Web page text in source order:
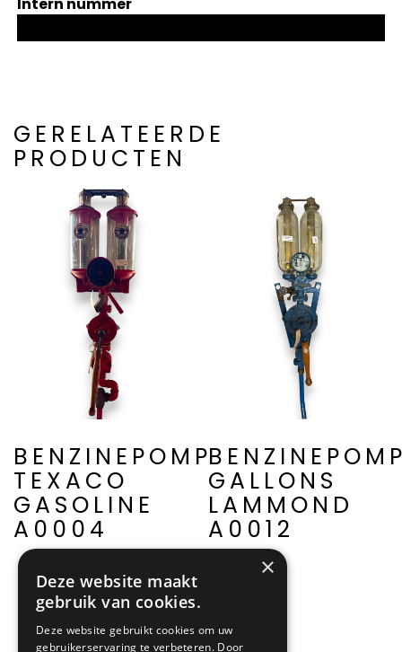
Intern nummer
GERELATEERDE
PRODUCTEN
BENZINEPOMP
TEXACO
GASOLINE
A0004
GALLONS
LAMMOND
A0012
×
Deze website maakt
gebruik van cookies.
Deze website gebruikt cookies om uw
gebruikerservaring te verbeteren. Door